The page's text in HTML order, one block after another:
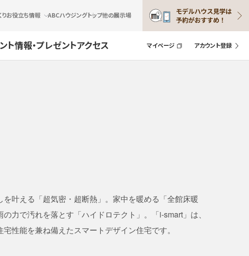
りお役立ち情報 ABCハウジングトップ他の展示場
ト情報・プレゼントアクセス マイページ アカウント登録
を叶える「超気密・超断熱」。家中を暖める「全館床暖
力で汚れを落とす「ハイドロテクト」。「i-smart」は、
性能を兼ね備えたスマートデザイン住宅です。